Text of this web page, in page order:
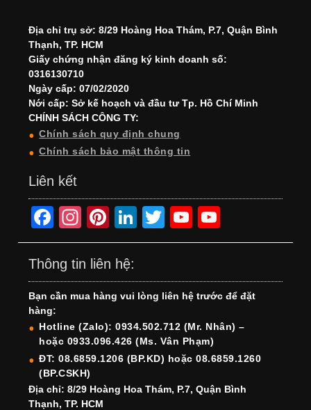
Địa chỉ trụ sở: 8/29 Hoàng Hoa Thám, P.7, Quận Bình
Thạnh, TP. HCM
Giấy chứng nhận đăng ký kinh doanh số:
0316130710
Ngày cấp: 07/02/2020
Nới cấp: Sở kế hoạch và đầu tư Tp. Hồ Chí Minh
CHÍNH SÁCH CÔNG TY:
Chính sách quy định chung
Chính sách bảo mật thông tin
Liên kết
F
a
c
e
b
o
o
k
In
st
a
gr
a
m
Pi
nt
er
e
st
Li
n
e
dI
n
T
wi
er
Y
o
T
u
b
e
o
T
u
b
e
h
Thông tin liên hệ:
Bạn cần mua hàng vui lòng liên hệ trước để đặt
hàng:
Hotline (Zalo): 0934.502.712 (Mr. Nhân) –
hoặc 0933.096.426 (Ms. Vân Phạm)
ĐT: 08.6859.1206 (BP.KD) hoặc 08.6859.1260
(BP.CSKH)
Địa chỉ: 8/29 Hoàng Hoa Thám, P.7, Quận Bình
Thạnh, TP. HCM